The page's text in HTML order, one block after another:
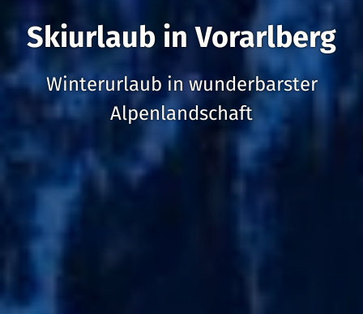
Skiurlaub in Vorarlberg
Winterurlaub in wunderbarster
Alpenlandschaft